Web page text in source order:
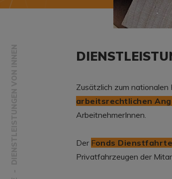
Zusätzlich zum
arbeitsrechtlichen
ArbeitnehmerInnen.
Der Fonds
Privatfahrzeugen der